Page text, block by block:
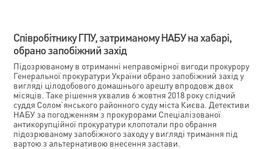
Співробітнику ГПУ, затриманому НАБУ на хабарі,
обрано запобіжний захід
Підозрюваному в отриманні неправомірної вигоди прокурору
Генеральної прокуратури України обрано запобіжний захід у
вигляді цілодобового домашнього арешту впродовж двох
місяців. Таке рішення ухвалив 6 жовтня 2018 року слідчий
суддя Солом’янського районного суду міста Києва. Детективи
НАБУ за погодженням з прокурорами Спеціалізованої
антикорупційної прокуратури клопотали про обрання
підозрюваному запобіжного заходу у вигляді тримання під
вартою з альтернативою внесення застави.